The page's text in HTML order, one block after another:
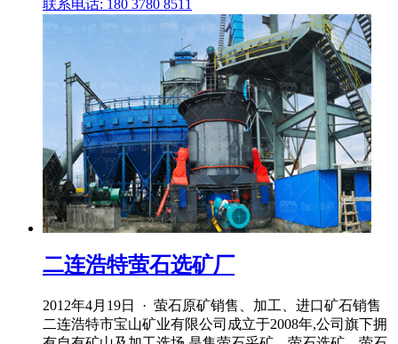
联系电话: 180 3780 8511
二连浩特萤石选矿厂
2012年4月19日 · 萤石原矿销售、加工、进口矿石销售
二连浩特市宝山矿业有限公司成立于2008年,公司旗下拥